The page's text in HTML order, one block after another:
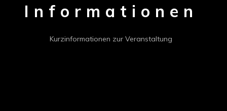
Informationen
Kurzinformationen zur Veranstaltung